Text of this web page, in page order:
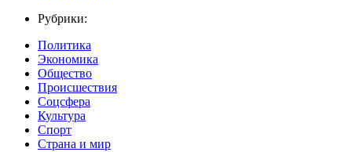
Рубрики:
Политика
Экономика
Общество
Происшествия
Соцсфера
Культура
Спорт
Страна и мир